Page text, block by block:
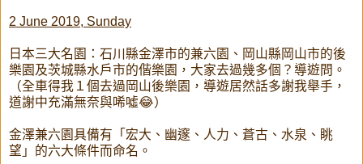
2 June 2019, Sunday
日本三大名園：石川縣金澤市的兼六園、岡山縣岡山市的後
樂園及茨城縣水戶市的偕樂園，大家去過幾多個？導遊問。
（全車得我１個去過岡山後樂園，導遊居然話多謝我舉手，
道謝中充滿無奈與唏噓😂）
金澤兼六園具備有「宏大、幽邃、人力、蒼古、水泉、眺
望」的六大條件而命名。